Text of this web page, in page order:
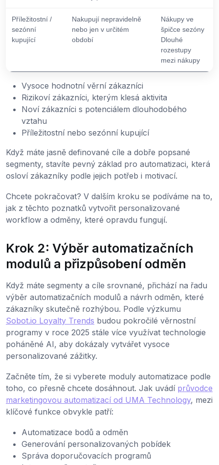
Příležitostní /
sezónní
kupující
Nakupují nepravidelně
nebo jen v určitém
období
Nákupy ve
špičce sezóny
Dlouhé
rozestupy
mezi nákupy
Vysoce hodnotní věrní zákazníci
Rizikoví zákazníci, kterým klesá aktivita
Noví zákazníci s potenciálem dlouhodobého
vztahu
Příležitostní nebo sezónní kupující
Když máte jasně definované cíle a dobře popsané
segmenty, stavíte pevný základ pro automatizaci, která
osloví zákazníky podle jejich potřeb i motivací.
Chcete pokračovat? V dalším kroku se podíváme na to,
jak z těchto poznatků vytvořit personalizované
workflow a odměny, které opravdu fungují.
Krok 2: Výběr automatizačních
modulů a přizpůsobení odměn
Když máte segmenty a cíle srovnané, přichází na řadu
výběr automatizačních modulů a návrh odměn, které
zákazníky skutečně rozhýbou. Podle výzkumu
Sobot.io Loyalty Trends budou pokročilé věrnostní
programy v roce 2025 stále více využívat technologie
poháněné AI, aby dokázaly vytvářet vysoce
personalizované zážitky.
Začněte tím, že si vyberete moduly automatizace podle
toho, co přesně chcete dosáhnout. Jak uvádí průvodce
marketingovou automatizací od UMA Technology, mezi
klíčové funkce obvykle patří:
Automatizace bodů a odměn
Generování personalizovaných pobídek
Správa doporučovacích programů